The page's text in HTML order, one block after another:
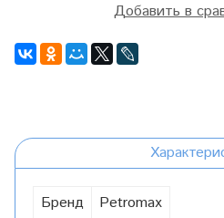
Добавить в
Бренд Petromax